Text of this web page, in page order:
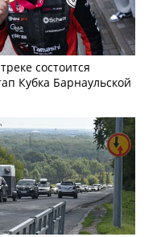
состоится
Кубка Барнаульской